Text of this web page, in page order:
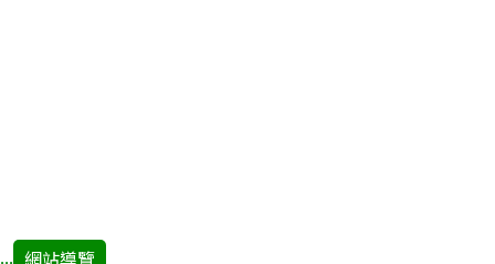
網站導覽